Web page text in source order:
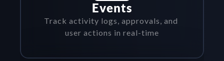
Events
Track activity logs, approvals, and
user actions in real-time